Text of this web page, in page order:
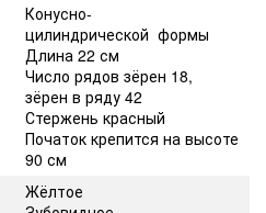
Конусно-
цилиндрической формы
Длина 22 см
Число рядов зёрен 18,
зёрен в ряду 42
Стержень красный
Початок крепится на высоте
90 см
Жёлтое